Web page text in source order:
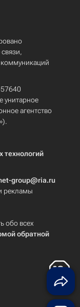
унитарное
агентство
технологий
group@ria.ru
рекламы
обо всех
обратной